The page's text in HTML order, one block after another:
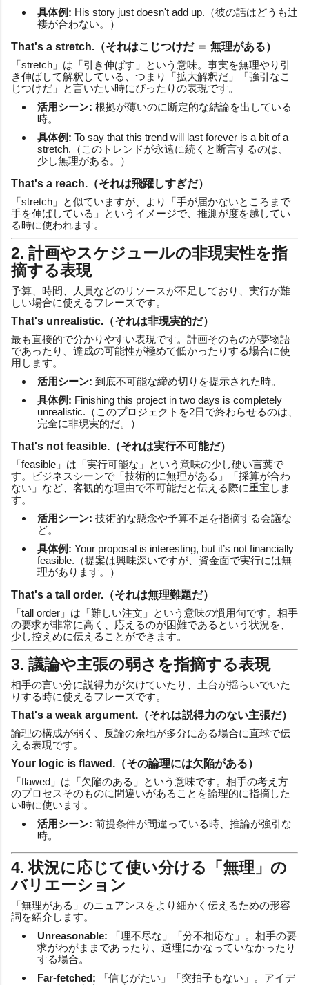
具体例: His story just doesn't add up.（彼の話はどうも辻
褄が合わない。）
That's a stretch.（それはこじつけだ ＝ 無理がある）
「stretch」は「引き伸ばす」という意味。事実を無理やり引
き伸ばして解釈している、つまり「拡大解釈だ」「強引なこ
じつけだ」と言いたい時にぴったりの表現です。
活用シーン: 根拠が薄いのに断定的な結論を出している
時。
具体例: To say that this trend will last forever is a bit of a
stretch.（このトレンドが永遠に続くと断言するのは、
少し無理がある。）
That's a reach.（それは飛躍しすぎだ）
「stretch」と似ていますが、より「手が届かないところまで
手を伸ばしている」というイメージで、推測が度を越してい
る時に使われます。
2. 計画やスケジュールの非現実性を指
摘する表現
予算、時間、人員などのリソースが不足しており、実行が難
しい場合に使えるフレーズです。
That's unrealistic.（それは非現実的だ）
最も直接的で分かりやすい表現です。計画そのものが夢物語
であったり、達成の可能性が極めて低かったりする場合に使
用します。
活用シーン: 到底不可能な締め切りを提示された時。
具体例: Finishing this project in two days is completely
unrealistic.（このプロジェクトを2日で終わらせるのは、
完全に非現実的だ。）
That's not feasible.（それは実行不可能だ）
「feasible」は「実行可能な」という意味の少し硬い言葉で
す。ビジネスシーンで「技術的に無理がある」「採算が合わ
ない」など、客観的な理由で不可能だと伝える際に重宝しま
す。
活用シーン: 技術的な懸念や予算不足を指摘する会議な
ど。
具体例: Your proposal is interesting, but it’s not financially
feasible.（提案は興味深いですが、資金面で実行には無
理があります。）
That's a tall order.（それは無理難題だ）
「tall order」は「難しい注文」という意味の慣用句です。相手
の要求が非常に高く、応えるのが困難であるという状況を、
少し控えめに伝えることができます。
3. 議論や主張の弱さを指摘する表現
相手の言い分に説得力が欠けていたり、土台が揺らいでいた
りする時に使えるフレーズです。
That's a weak argument.（それは説得力のない主張だ）
論理の構成が弱く、反論の余地が多分にある場合に直球で伝
える表現です。
Your logic is flawed.（その論理には欠陥がある）
「flawed」は「欠陥のある」という意味です。相手の考え方
のプロセスそのものに間違いがあることを論理的に指摘した
い時に使います。
活用シーン: 前提条件が間違っている時、推論が強引な
時。
4. 状況に応じて使い分ける「無理」の
バリエーション
「無理がある」のニュアンスをより細かく伝えるための形容
詞を紹介します。
Unreasonable: 「理不尽な」「分不相応な」。相手の要
求がわがままであったり、道理にかなっていなかったり
する場合。
Far-fetched: 「信じがたい」「突拍子もない」。アイデ